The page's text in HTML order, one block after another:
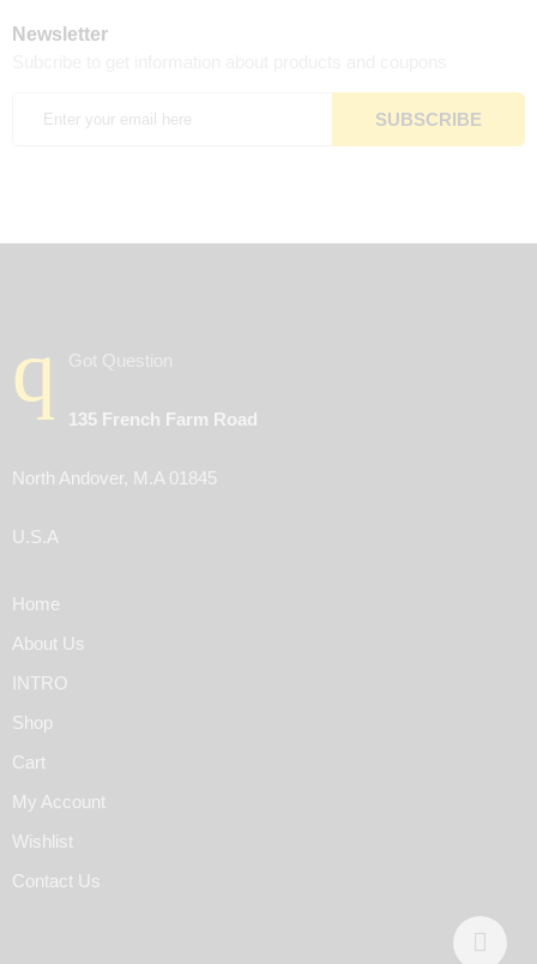
Newsletter
Got Question
135 French Farm Road
North Andover, M.A 01845
U.S.A
Home
About Us
INTRO
Shop
Cart
My Account
Wishlist
Contact Us